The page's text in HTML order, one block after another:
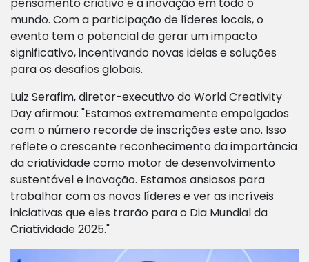
pensamento criativo e a inovação em todo o
mundo. Com a participação de líderes locais, o
evento tem o potencial de gerar um impacto
significativo, incentivando novas ideias e soluções
para os desafios globais.
Luiz Serafim, diretor-executivo do World Creativity
Day afirmou: "Estamos extremamente empolgados
com o número recorde de inscrições este ano. Isso
reflete o crescente reconhecimento da importância
da criatividade como motor de desenvolvimento
sustentável e inovação. Estamos ansiosos para
trabalhar com os novos líderes e ver as incríveis
iniciativas que eles trarão para o Dia Mundial da
Criatividade 2025."